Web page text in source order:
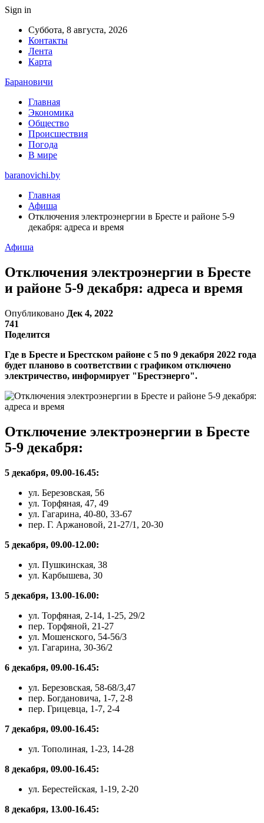
Sign in
Суббота, 8 августа, 2026
Контакты
Лента
Карта
Барановичи
Главная
Экономика
Общество
Происшествия
Погода
В мире
baranovichi.by
Главная
Афиша
Отключения электроэнергии в Бресте и районе 5-9
декабря: адреса и время
Афиша
Отключения электроэнергии в Бресте
и районе 5-9 декабря: адреса и время
Опубликовано Дек 4, 2022
741
Поделится
Где в Бресте и Брестском районе с 5 по 9 декабря 2022 года
будет планово в соответствии с графиком отключено
электричество, информирует "Брестэнерго".
Отключение электроэнергии в Бресте
5-9 декабря:
5 декабря, 09.00-16.45:
ул. Березовская, 56
ул. Торфяная, 47, 49
ул. Гагарина, 40-80, 33-67
пер. Г. Аржановой, 21-27/1, 20-30
5 декабря, 09.00-12.00:
ул. Пушкинская, 38
ул. Карбышева, 30
5 декабря, 13.00-16.00:
ул. Торфяная, 2-14, 1-25, 29/2
пер. Торфяной, 21-27
ул. Мошенского, 54-56/3
ул. Гагарина, 30-36/2
6 декабря, 09.00-16.45:
ул. Березовская, 58-68/3,47
пер. Богдановича, 1-7, 2-8
пер. Грицевца, 1-7, 2-4
7 декабря, 09.00-16.45:
ул. Тополиная, 1-23, 14-28
8 декабря, 09.00-16.45:
ул. Берестейская, 1-19, 2-20
8 декабря, 13.00-16.45: